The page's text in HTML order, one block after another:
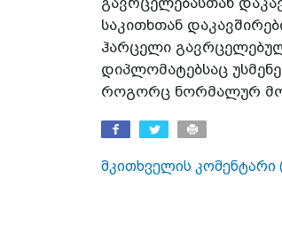
საკითხთან
ჰარცელი
დიპლომატებსაც
როგორც ნორმალურ
მკითხველის კომენტარი